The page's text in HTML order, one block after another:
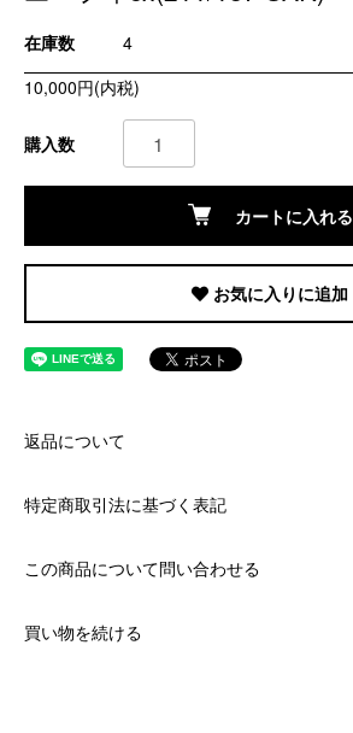
在庫数
4
10,000円(内税)
購入数
カートに入れる
お気に入りに追加
返品について
特定商取引法に基づく表記
この商品について問い合わせる
買い物を続ける